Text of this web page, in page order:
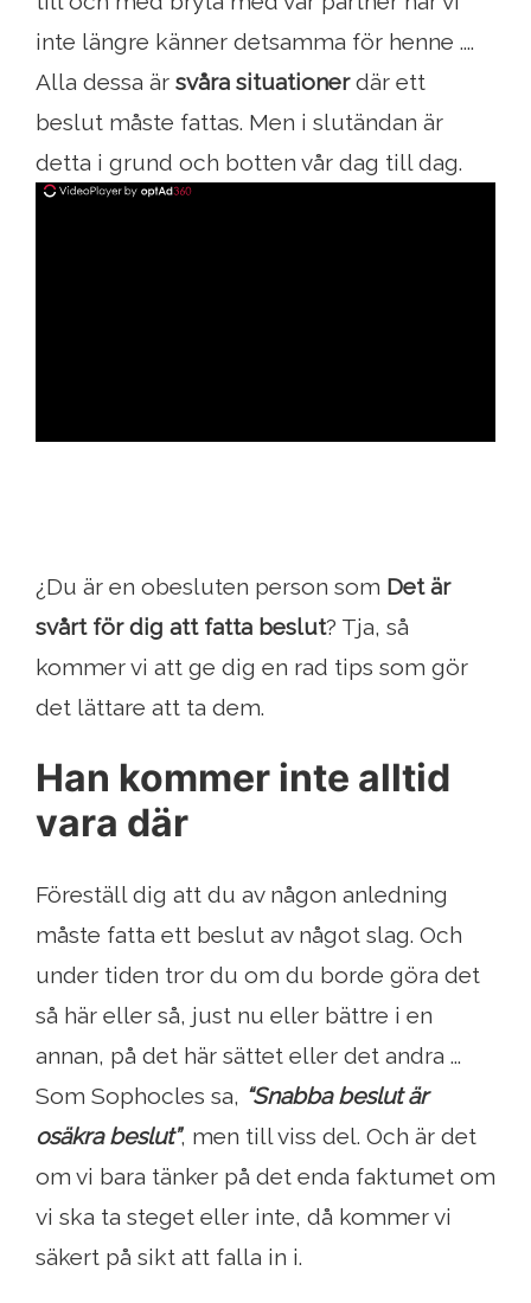
inte längre känner detsamma för henne ....
Alla dessa är svåra situationerdär ett
beslut måste fattas. Men i slutändan är
detta i grund och botten vår dag till dag.
¿Du är en obesluten person som Det är
svårt för dig att fatta beslut? Tja, så
kommer vi att ge dig en rad tips som gör
det lättare att ta dem.
Han kommer inte alltid
vara där
Föreställ dig att du av någon anledning
måste fatta ett beslut av något slag. Och
under tiden tror du om du borde göra det
så här eller så, just nu eller bättre i en
annan, på det här sättet eller det andra ...
Som Sophocles sa, “Snabba beslut är
osäkra beslut”, men till viss del. Och är det
om vi bara tänker på det enda faktumet om
vi ska ta steget eller inte, då kommer vi
säkert på sikt att falla in i.